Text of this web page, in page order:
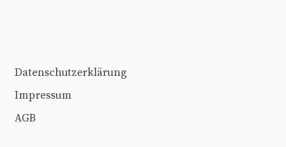
Datenschutzerklärung
Impressum
AGB